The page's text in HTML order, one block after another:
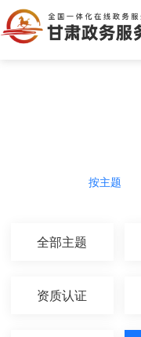
按主题
全部主题
资质认证